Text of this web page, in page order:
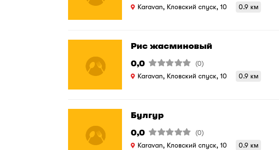
Karavan, Кловский спуск, 10
0.9 км
Рис жасминовый
0,0
(0)
Karavan, Кловский спуск, 10
0.9 км
Булгур
0,0
(0)
Karavan, Кловский спуск, 10
0.9 км